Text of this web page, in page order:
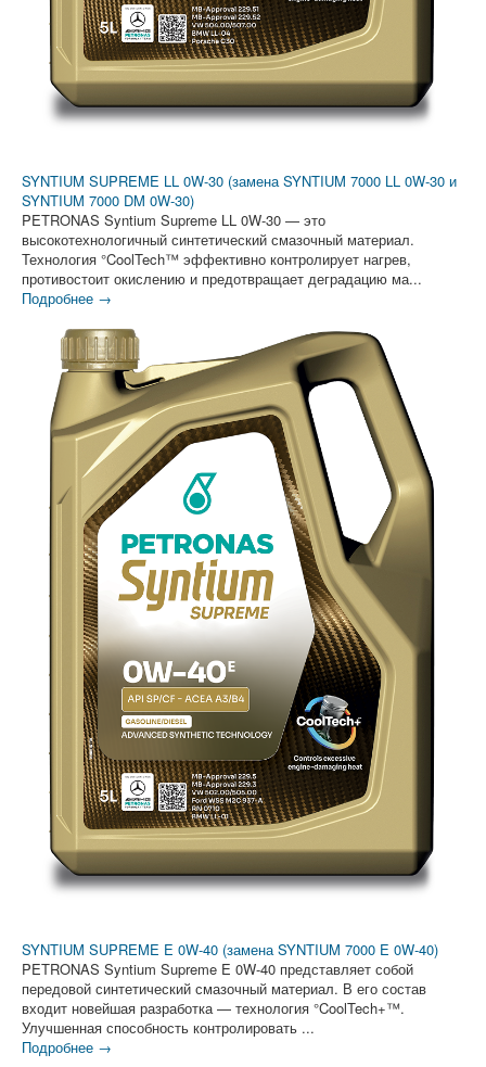
SYNTIUM SUPREME LL 0W-30 (замена SYNTIUM 7000 LL 0W-30 и
SYNTIUM 7000 DM 0W-30)
PETRONAS Syntium Supreme LL 0W-30 — это
высокотехнологичный синтетический смазочный материал.
Технология °CoolTech™ эффективно контролирует нагрев,
противостоит окислению и предотвращает деградацию ма...
Подробнее →
SYNTIUM SUPREME E 0W-40 (замена SYNTIUM 7000 E 0W-40)
PETRONAS Syntium Supreme E 0W-40 представляет собой
передовой синтетический смазочный материал. В его состав
входит новейшая разработка — технология °CoolTech+™.
Улучшенная способность контролировать ...
Подробнее →